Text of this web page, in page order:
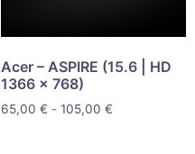
Acer – ASPIRE (15.6 | HD
1366 x 768)
65,00 € - 105,00 €